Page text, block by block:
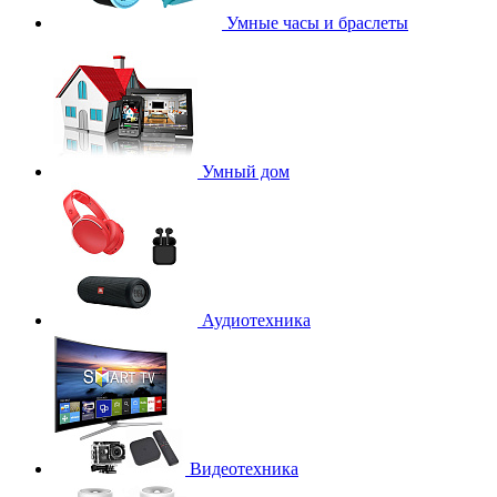
Умные часы и браслеты
Умный дом
Аудиотехника
Видеотехника